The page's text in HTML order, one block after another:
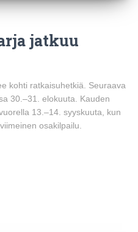
jatkuu
kohti ratkaisuhetkiä. Seuraava
30.–31. elokuuta. Kauden
13.–14. syyskuuta, kun
osakilpailu.